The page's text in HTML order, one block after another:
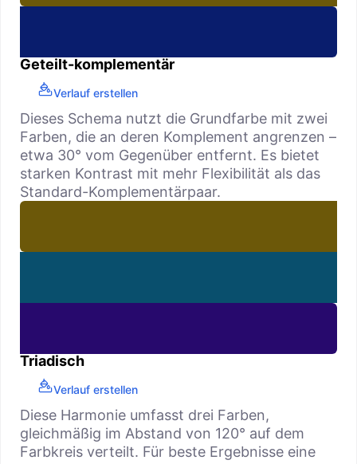
Geteilt-komplementär
Verlauf erstellen
Dieses Schema nutzt die Grundfarbe mit zwei
Farben, die an deren Komplement angrenzen –
etwa 30° vom Gegenüber entfernt. Es bietet
starken Kontrast mit mehr Flexibilität als das
Standard-Komplementärpaar.
Triadisch
Verlauf erstellen
Diese Harmonie umfasst drei Farben,
gleichmäßig im Abstand von 120° auf dem
Farbkreis verteilt. Für beste Ergebnisse eine